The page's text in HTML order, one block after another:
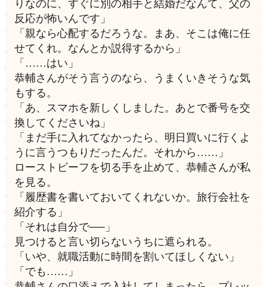
りなのに、すぐに別の相手と結婚だなんて、父の
反応が怖いんです」
「親なら心配するだろうな。まあ、そこは俺に任
せてくれ。なんとか説得するから」
「……はい」
恭輔さんがそう言うのなら、うまくいきそうな気
もする。
「あ、スマホを新しくしました。あとで番号を交
換してくださいね」
「まだ手に入れてなかったら、明日買いに行くよ
うに言うつもりだったんだ。それから……」
ローストビーフを切る手を止めて、恭輔さんが私
を見る。
「履歴書を書いておいてくれないか。旅行会社を
紹介する」
「それは自分で──」
見つけると言い切らないうちに遮られる。
「いや、就職活動に時間を割いてほしくない」
「でも……」